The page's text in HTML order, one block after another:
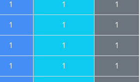
1 1 1
1 1 1
1 1 1
1 1 1